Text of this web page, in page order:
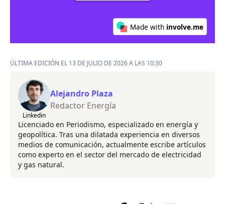
ÚLTIMA EDICIÓN EL 13 DE JULIO DE 2026 A LAS 10:30
Linkedin
Alejandro Plaza
Redactor Energía
Licenciado en Periodismo, especializado en energía y
geopolítica. Tras una dilatada experiencia en diversos
medios de comunicación, actualmente escribe artículos
como experto en el sector del mercado de electricidad
y gas natural.